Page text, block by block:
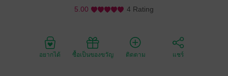
5.00 4 Rating
อยากได้ ซื้อเป็นของขวัญ ติดตาม แชร์